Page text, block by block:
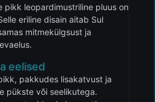
pikk leopardimustriline pluus on
eriline disain aitab Sul
mitmekülgsust ja
eelised
pakkudes lisakatvust ja
pükste või seelikutega.